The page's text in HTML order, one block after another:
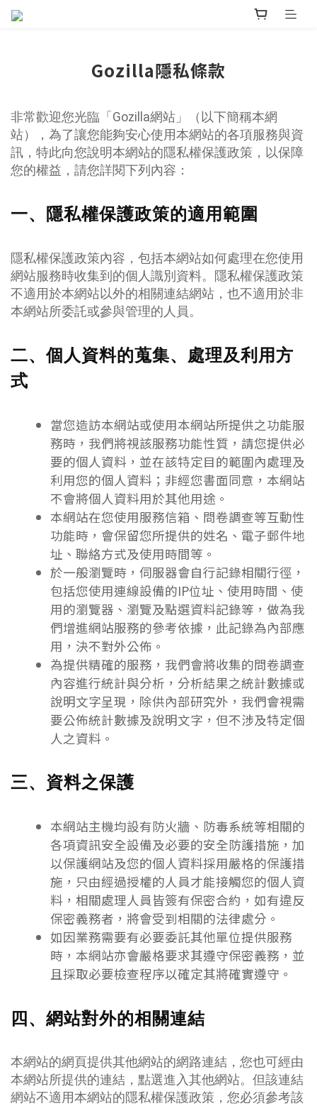
Gozilla隱私條款
非常歡迎您光臨「Gozilla網站」（以下簡稱本網
站），為了讓您能夠安心使用本網站的各項服務與資
訊，特此向您說明本網站的隱私權保護政策，以保障
您的權益，請您詳閱下列內容：
一、隱私權保護政策的適用範圍
隱私權保護政策內容，包括本網站如何處理在您使用
網站服務時收集到的個人識別資料。隱私權保護政策
不適用於本網站以外的相關連結網站，也不適用於非
本網站所委託或參與管理的人員。
二、個人資料的蒐集、處理及利用方
式
當您造訪本網站或使用本網站所提供之功能服
務時，我們將視該服務功能性質，請您提供必
要的個人資料，並在該特定目的範圍內處理及
利用您的個人資料；非經您書面同意，本網站
不會將個人資料用於其他用途。
本網站在您使用服務信箱、問卷調查等互動性
功能時，會保留您所提供的姓名、電子郵件地
址、聯絡方式及使用時間等。
於一般瀏覽時，伺服器會自行記錄相關行徑，
包括您使用連線設備的IP位址、使用時間、使
用的瀏覽器、瀏覽及點選資料記錄等，做為我
們增進網站服務的參考依據，此記錄為內部應
用，決不對外公佈。
為提供精確的服務，我們會將收集的問卷調查
內容進行統計與分析，分析結果之統計數據或
說明文字呈現，除供內部研究外，我們會視需
要公佈統計數據及說明文字，但不涉及特定個
人之資料。
三、資料之保護
本網站主機均設有防火牆、防毒系統等相關的
各項資訊安全設備及必要的安全防護措施，加
以保護網站及您的個人資料採用嚴格的保護措
施，只由經過授權的人員才能接觸您的個人資
料，相關處理人員皆簽有保密合約，如有違反
保密義務者，將會受到相關的法律處分。
如因業務需要有必要委託其他單位提供服務
時，本網站亦會嚴格要求其遵守保密義務，並
且採取必要檢查程序以確定其將確實遵守。
四、網站對外的相關連結
本網站的網頁提供其他網站的網路連結，您也可經由
本網站所提供的連結，點選進入其他網站。但該連結
網站不適用本網站的隱私權保護政策，您必須參考該